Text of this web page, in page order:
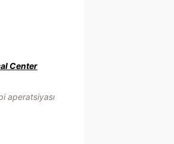
Center
aperatsiyası